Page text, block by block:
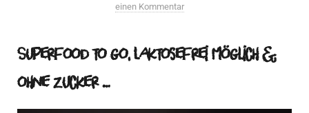
einen Kommentar
Superfood to go, Laktosefrei möglich &
ohne Zucker …